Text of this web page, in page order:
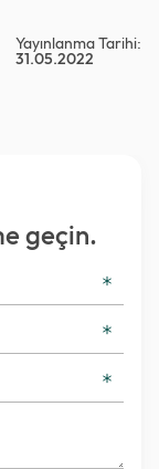
Yayınlanma Tarihi:
31.05.2022
geçin.